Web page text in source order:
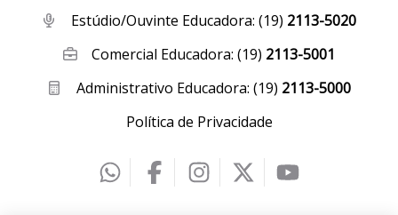
Estúdio/Ouvinte Educadora: (19) 2113-5020
Comercial Educadora:(19) 2113-5001
Administrativo Educadora: (19) 2113-5000
Política de Privacidade